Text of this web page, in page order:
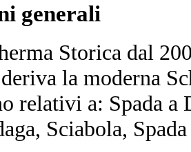
generali
Storica dal
deriva la moderna
relativi a: Spada a
Sciabola,